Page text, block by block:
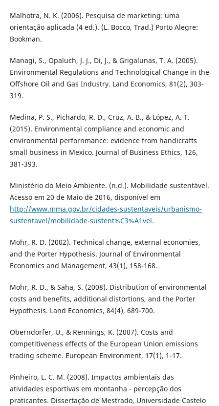
Malhotra, N. K. (2006). Pesquisa de marketing: uma
orientação aplicada (4 ed.). (L. Bocco, Trad.) Porto Alegre:
Bookman.
Managi, S., Opaluch, J. J., Di, J., & Grigalunas, T. A. (2005).
Environmental Regulations and Technological Change in the
Offshore Oil and Gas Industry. Land Economics, 81(2), 303-
319.
Medina, P. S., Pichardo, R. D., Cruz, A. B., & López, A. T.
(2015). Environmental compliance and economic and
environmental perfornmance: evidence from handicrafts
small business in Mexico. Journal of Business Ethics, 126,
381-393.
Ministério do Meio Ambiente. (n.d.). Mobilidade sustentável.
Acesso em 20 de Maio de 2016, disponível em
http://www.mma.gov.br/cidades-sustentaveis/urbanismo-
sustentavel/mobilidade-sustent%C3%A1vel.
Mohr, R. D. (2002). Technical change, external economies,
and the Porter Hypothesis. Journal of Environmental
Economics and Management, 43(1), 158-168.
Mohr, R. D., & Saha, S. (2008). Distribution of environmental
costs and benefits, additional distortions, and the Porter
Hypothesis. Land Economics, 84(4), 689-700.
Oberndorfer, U., & Rennings, K. (2007). Costs and
competitiveness effects of the European Union emissions
trading scheme. European Environment, 17(1), 1-17.
Pinheiro, L. C. M. (2008). Impactos ambientais das
atividades esportivas em montanha - percepção dos
praticantes. Dissertação de Mestrado, Universidade Castelo